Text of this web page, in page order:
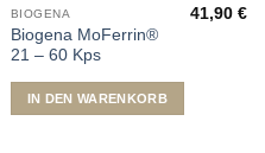
BIOGENA
Biogena MoFerrin®
21 – 60 Kps
41,90€
IN DEN WARENKORB